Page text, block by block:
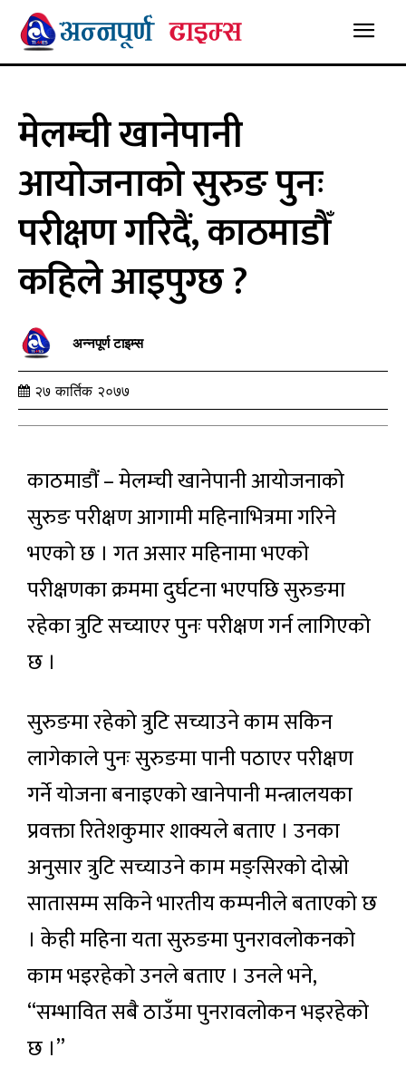
मेलम्ची खानेपानी
आयोजनाको सुरुङ पुनः
परीक्षण गरिदैं, काठमाडौँ
कहिले आइपुग्छ ?
अन्नपूर्ण टाइम्स
२७ कार्तिक २०७७
काठमाडौं – मेलम्ची खानेपानी आयोजनाको
सुरुङ परीक्षण आगामी महिनाभित्रमा गरिने
भएको छ । गत असार महिनामा भएको
परीक्षणका क्रममा दुर्घटना भएपछि सुरुङमा
रहेका त्रुटि सच्याएर पुनः परीक्षण गर्न लागिएको
छ ।
सुरुङमा रहेको त्रुटि सच्याउने काम सकिन
लागेकाले पुनः सुरुङमा पानी पठाएर परीक्षण
गर्ने योजना बनाइएको खानेपानी मन्त्रालयका
प्रवक्ता रितेशकुमार शाक्यले बताए । उनका
अनुसार त्रुटि सच्याउने काम मङ्सिरको दोस्रो
सातासम्म सकिने भारतीय कम्पनीले बताएको छ
। केही महिना यता सुरुङमा पुनरावलोकनको
काम भइरहेको उनले बताए । उनले भने,
“सम्भावित सबै ठाउँमा पुनरावलोकन भइरहेको
छ ।”